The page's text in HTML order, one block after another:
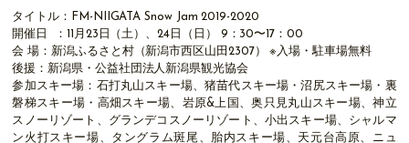
タイトル：FM-NIIGATA Snow Jam 2019-2020
開催日 ：11月23日（土）、24日（日） 9：30〜17：00
会 場：新潟ふるさと村（新潟市西区山田2307） ※入場・駐車場無料
後援：新潟県・公益社団法人新潟県観光協会
参加スキー場：石打丸山スキー場、猪苗代スキー場・沼尻スキー場・裏
磐梯スキー場・高畑スキー場、岩原&上国、奥只見丸山スキー場、神立
スノーリゾート、グランデコスノーリゾート、小出スキー場、シャルマ
ン火打スキー場、タングラム斑尾、胎内スキー場、天元台高原、ニュ